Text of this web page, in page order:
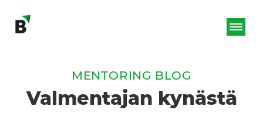
MENTORING BLOG
Valmentajan kynästä